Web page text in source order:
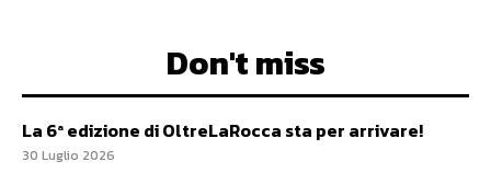
Don't miss
La 6ª edizione di OltreLaRocca sta per arrivare!
30 Luglio 2026